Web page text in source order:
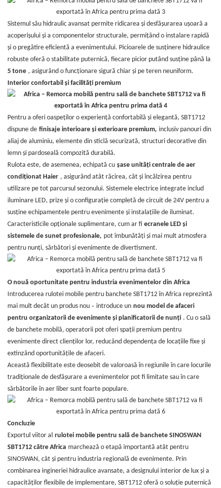
Sistemul său hidraulic avansat permite ridicarea și desfășurarea ușoară a
acoperișului și a componentelor structurale, permițând o instalare rapidă
și o pregătire eficientă a evenimentului. Picioarele de susținere hidraulice
robuste oferă o stabilitate puternică, fiecare picior putând susține până la
5 tone , asigurând o funcționare sigură chiar și pe teren neuniform.
Interior confortabil și facilități premium
Pentru a oferi oaspeților o experiență confortabilă și elegantă, SBT1712
dispune de finisaje interioare și exterioare premium, inclusiv panouri din
aliaj de aluminiu, elemente din sticlă securizată, structuri decorative din
lemn și pardoseală compozită durabilă.
Rulota este, de asemenea, echipată cu șase unități centrale de aer
condiționat Haier , asigurând atât răcirea, cât și încălzirea pentru
utilizare pe tot parcursul sezonului. Sistemele electrice integrate includ
iluminare LED, prize și o configurație completă de circuit de 24V pentru a
susține echipamentele pentru evenimente și instalațiile de iluminat.
Caracteristicile opționale suplimentare, cum ar fi ecranele LED și
sistemele de sunet profesionale, pot îmbunătăți și mai mult atmosfera
pentru nunți, sărbători și evenimente de divertisment.
O nouă oportunitate pentru industria evenimentelor din Africa
Introducerea rulotei mobile pentru banchete SBT1712 în Africa reprezintă
mai mult decât un produs nou - introduce un nou model de afaceri
pentru organizatorii de evenimente și planificatorii de nunți . Cu o sală
de banchete mobilă, operatorii pot oferi spații premium pentru
evenimente direct clienților lor, reducând dependența de locațiile fixe și
extinzând oportunitățile de afaceri.
Această flexibilitate este deosebit de valoroasă în regiunile în care locurile
tradiționale de desfășurare a evenimentelor pot fi limitate sau în care
sărbătorile în aer liber sunt foarte populare.
Concluzie
Exportul viitor al rulotei mobile pentru sală de banchete SINOSWAN
SBT1712 către Africa marchează o etapă importantă atât pentru
SINOSWAN, cât și pentru industria regională de evenimente. Prin
combinarea ingineriei hidraulice avansate, a designului interior de lux și a
capacităților flexibile de implementare, SBT1712 oferă o soluție puternică